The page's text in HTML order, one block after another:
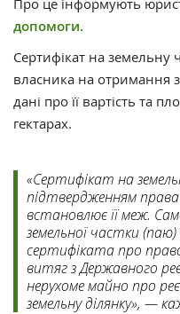
допомоги.
Сертифікат на земельну
власника на отримання
дані про її вартість та
гектарах.
«Сертифікат на
підтвердженням права
встановлює її меж.
земельної частки (паю)
сертифіката про
витяг з Державного
нерухоме майно про
земельну ділянку», —